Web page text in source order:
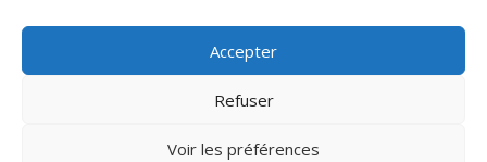
Accepter
Refuser
Voir les préférences
Politique de protection des données personnelles